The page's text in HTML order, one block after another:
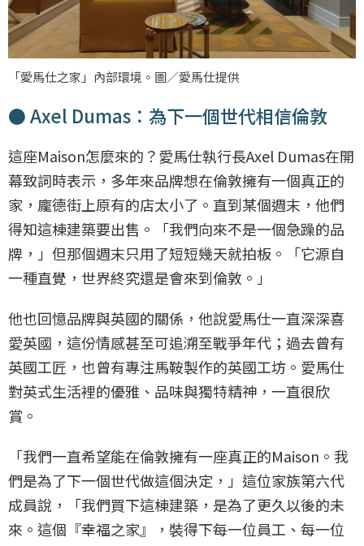
「愛馬仕之家」內部環境。圖／愛馬仕提供
● Axel Dumas：為下一個世代相信倫敦
這座Maison怎麼來的？愛馬仕執行長Axel Dumas在開
幕致詞時表示，多年來品牌想在倫敦擁有一個真正的
家，龐德街上原有的店太小了。直到某個週末，他們
得知這棟建築要出售。「我們向來不是一個急躁的品
牌，」但那個週末只用了短短幾天就拍板。「它源自
一種直覺，世界終究還是會來到倫敦。」
他也回憶品牌與英國的關係，他說愛馬仕一直深深喜
愛英國，這份情感甚至可追溯至戰爭年代；過去曾有
英國工匠，也曾有專注馬鞍製作的英國工坊。愛馬仕
對英式生活裡的優雅、品味與獨特精神，一直很欣
賞。
「我們一直希望能在倫敦擁有一座真正的Maison。我
們是為了下一個世代做這個決定，」這位家族第六代
成員說，「我們買下這棟建築，是為了更久以後的未
來。這個『幸福之家』，裝得下每一位員工、每一位